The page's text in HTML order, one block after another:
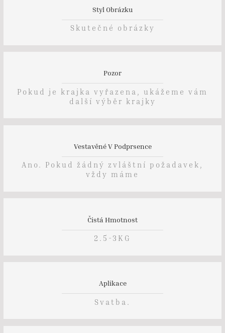
Styl Obrázku
Skutečné obrázky
Pozor
Pokud je krajka vyřazena, ukážeme vám
další výběr krajky
Vestavěné V Podprsence
Ano. Pokud žádný zvláštní požadavek,
vždy máme
Čistá Hmotnost
2.5-3KG
Aplikace
Svatba.